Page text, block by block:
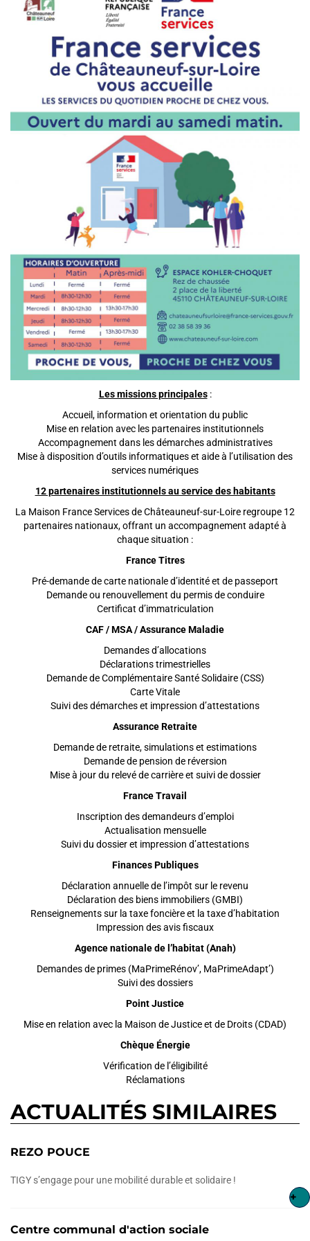
Les missions principales:
Accueil, information et orientation du public
Mise en relation avec les partenaires institutionnels
Accompagnement dans les démarches administratives
Mise à disposition d’outils informatiques et aide à l’utilisation des
services numériques
12 partenaires institutionnels au service des habitants
La Maison France Services de Châteauneuf-sur-Loire regroupe 12
partenaires nationaux, offrant un accompagnement adapté à
chaque situation :
France Titres
Pré-demande de carte nationale d’identité et de passeport
Demande ou renouvellement du permis de conduire
Certificat d’immatriculation
CAF / MSA / Assurance Maladie
Demandes d’allocations
Déclarations trimestrielles
Demande de Complémentaire Santé Solidaire (CSS)
Carte Vitale
Suivi des démarches et impression d’attestations
Assurance Retraite
Demande de retraite, simulations et estimations
Demande de pension de réversion
Mise à jour du relevé de carrière et suivi de dossier
France Travail
Inscription des demandeurs d’emploi
Actualisation mensuelle
Suivi du dossier et impression d’attestations
Finances Publiques
Déclaration annuelle de l’impôt sur le revenu
Déclaration des biens immobiliers (GMBI)
Renseignements sur la taxe foncière et la taxe d’habitation
Impression des avis fiscaux
Agence nationale de l’habitat (Anah)
Demandes de primes (MaPrimeRénov’, MaPrimeAdapt’)
Suivi des dossiers
Point Justice
Mise en relation avec la Maison de Justice et de Droits (CDAD)
Chèque Énergie
Vérification de l’éligibilité
Réclamations
ACTUALITÉS SIMILAIRES
REZO POUCE
TIGY s’engage pour une mobilité durable et solidaire !
+
Centre communal d'action sociale